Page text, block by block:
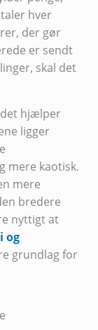
hver
der gør
er sendt
skal det
det hjælper
ligger
mere kaotisk.
mere
bredere
nyttigt at
og
grundlag for